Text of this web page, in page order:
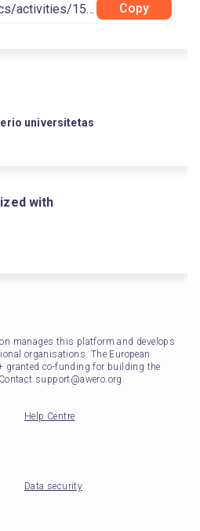
Copy
universitetas
with
manages this platform and develops
organisations. The European
granted co-funding for building the
support@awero.org.
Help Centre
Data security